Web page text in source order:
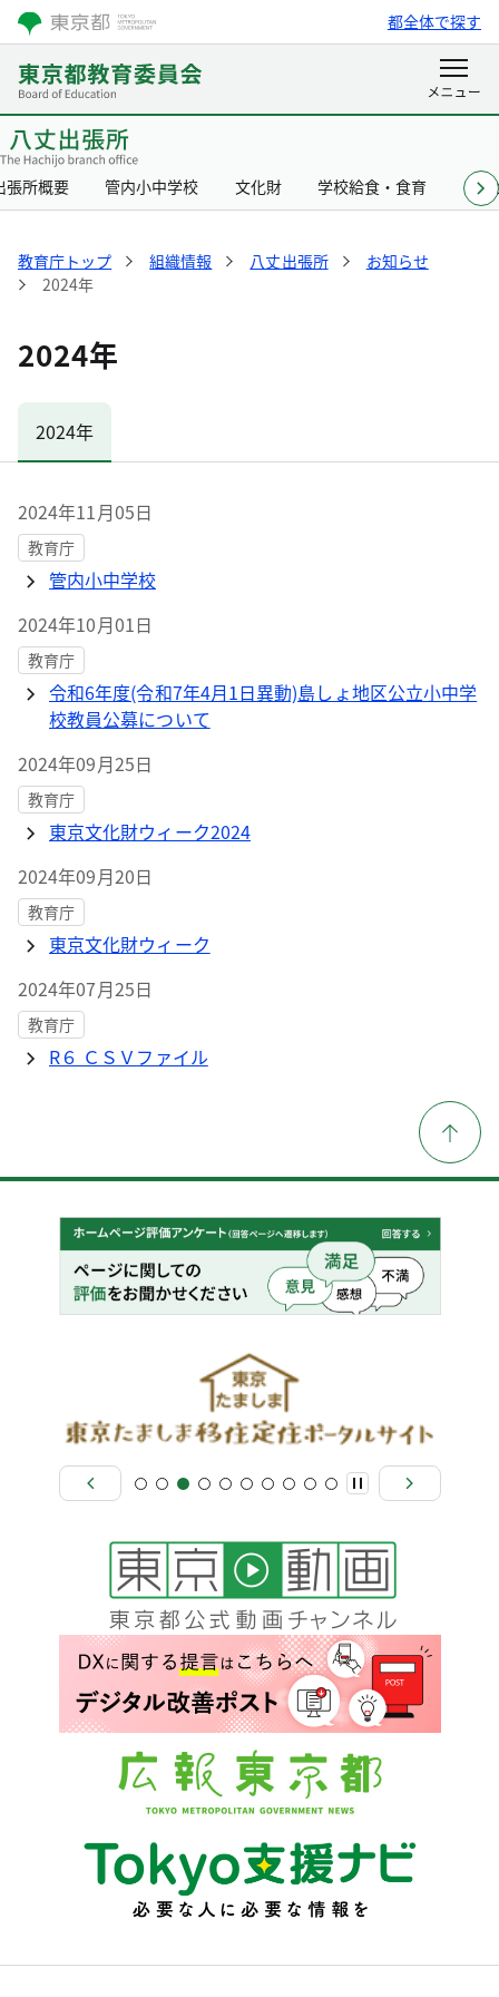
都全体で探す
張所概要 管内小中学校 文化財 学校給食・食育 リン
教育庁トップ 組織情報 八丈出張所
お知らせ
2024年
2024年
2024年
2024年11月05日
教育庁
管内小中学校
2024年10月01日
教育庁
令和6年度(令和7年4月1日異動)島しょ地区公立小中学
校教員公募について
2024年09月25日
教育庁
東京文化財ウィーク2024
2024年09月20日
教育庁
東京文化財ウィーク
2024年07月25日
教育庁
R６ ＣＳＶファイル